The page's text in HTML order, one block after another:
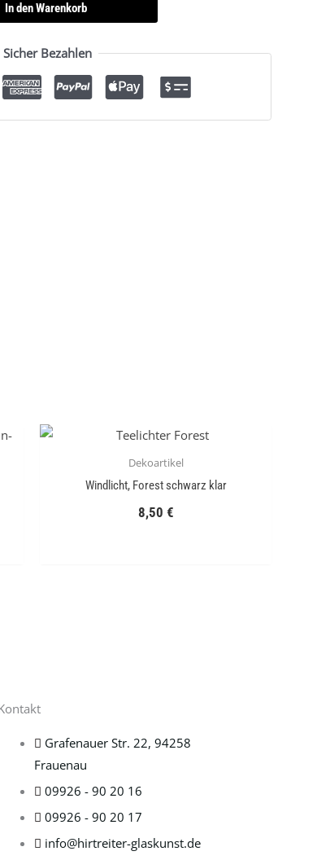
In den Warenkorb
Sicher Bezahlen
Dekoartikel
Windlicht, Forest schwarz klar
8,50 €
Grafenauer Str. 22, 94258
Frauenau
09926 - 90 20 16
09926 - 90 20 17
info@hirtreiter-glaskunst.de